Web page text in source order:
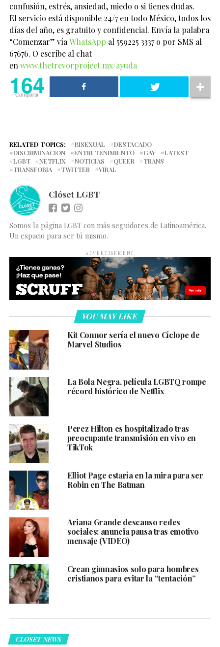
confusión, estrés, ansiedad, miedo o si tienes dudas.
El servicio está disponible 24/7 en todo México, todos los
días del año, es gratuito y confidencial. Envía la palabra
“Comenzar” vía WhatsApp al 559225 3337 o por SMS al
67676. O escribe al chat
en www.thetrevorproject.mx/ayuda
164
Compartir
RELATED TOPICS: BISEXUAL
DESTACADO
DISCRIMINACION
ENTRETENIMIENTO GAY
LATEST
LGBT
NETFLIX NOTICIAS QUEER
TRANS
TRANSFOBIA
TWITTER VIRAL
Clóset LGBT
Somos la página LGBT con más seguidores de Latinoamérica.
Un espacio para ser tú mismo.
ADVERTISEMENT
YOU MAY LIKE
Kit Connor sería el nuevo Cíclope de
Marvel Studios
La Bola Negra, película LGBTQ rompe
récord histórico de Netflix
Perez Hilton es hospitalizado tras
preocupante transmisión en vivo en
TikTok
Elliot Page estaría en la mira para ser
Robin en The Batman
Ariana Grande descanso redes
sociales: anuncia pausa tras emotivo
mensaje (VIDEO)
Crean gimnasios solo para hombres
cristianos para evitar la “tentación”
CLOSET NEWS